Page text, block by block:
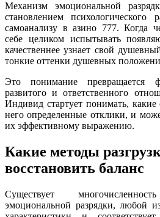
Механизм эмоциональной
становлением
самоанализу в азино 777. Когда
себе целиком испытывать
качественнее узнает свой
тонкие оттенки душевных
Это понимание превращается
развитого и ответственного
Индивид стартует понимать,
него определенные отклики, и
их эффективному выражению.
Какие методы
восстановить баланс
Существует
эмоциональной разрядки, любой